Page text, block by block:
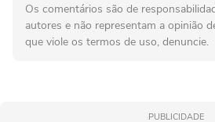
Os comentários são de
autores e não representam a opinião
que viole os termos de uso, denuncie.
PUBLICIDADE